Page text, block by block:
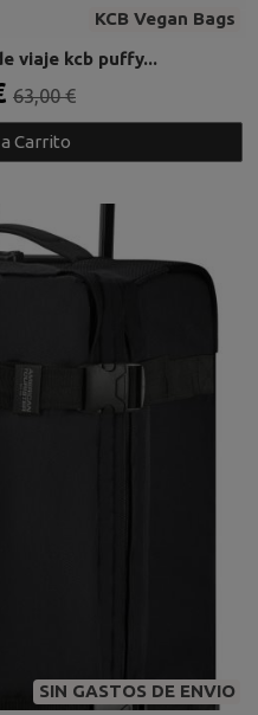
KCB Vegan Bags
viaje kcb puffy...
63,00 €
Carrito
SIN GASTOS DE ENVIO